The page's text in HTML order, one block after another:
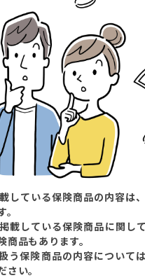
している保険商品の内容は
載している保険商品に関し
品もあります。
う保険商品の内容について
い。